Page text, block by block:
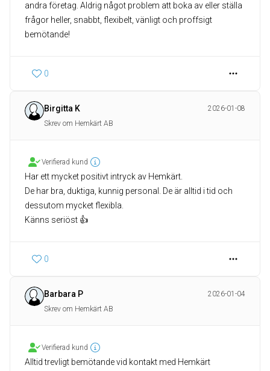
andra företag. Aldrig något problem att boka av eller ställa
frågor heller, snabbt, flexibelt, vänligt och proffsigt
bemötande!
0
Birgitta K
2026-01-08
Skrev om Hemkärt AB
Verifierad kund
Har ett mycket positivt intryck av Hemkärt.
De har bra, duktiga, kunnig personal. De är alltid i tid och
dessutom mycket flexibla.
Känns seriöst 👍
0
Barbara P
2026-01-04
Skrev om Hemkärt AB
Verifierad kund
Alltid trevligt bemötande vid kontakt med Hemkärt